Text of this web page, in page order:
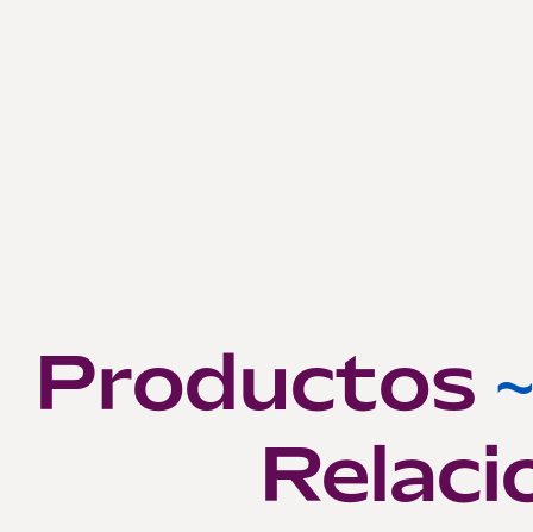
Productos ~